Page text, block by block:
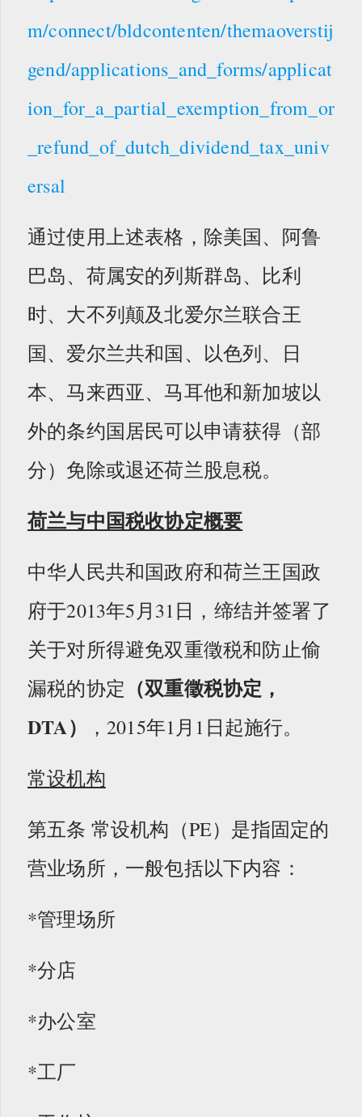
m/connect/bldcontenten/themaoverstij
gend/applications_and_forms/applicat
ion_for_a_partial_exemption_from_or
_refund_of_dutch_dividend_tax_univ
ersal
通过使用上述表格，除美国、阿鲁
巴岛、荷属安的列斯群岛、比利
时、大不列颠及北爱尔兰联合王
国、爱尔兰共和国、以色列、日
本、马来西亚、马耳他和新加坡以
外的条约国居民可以申请获得（部
分）免除或退还荷兰股息税。
荷兰与中国税收协定概要
中华人民共和国政府和荷兰王国政
府于2013年5月31日，缔结并签署了
关于对所得避免双重徵税和防止偷
漏税的协定 （双重徵税协定，
DTA）
，2015年1月1日起施行。
常设机构
第五条 常设机构（PE）是指固定的
营业场所，一般包括以下内容：
*管理场所
*分店
*办公室
*工厂